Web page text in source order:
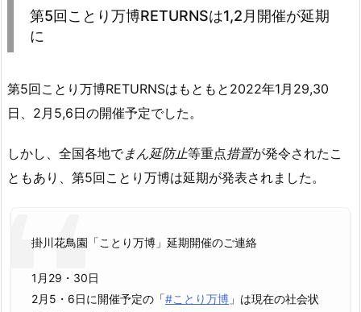
第5回ことり万博RETURNSは1,2月開催が延期
に
第5回ことり万博RETURNSはもともと2022年1月29,30
日、2月5,6日の開催予定でした。
しかし、全国各地でまん延防止等重点措置が発令されたこ
ともあり、第5回ことり万博は延期が発表されました。
掛川花鳥園「ことり万博」延期開催のご連絡
1月29・30日
2月5・6日に開催予定の「#ことり万博 」は現在の社会状